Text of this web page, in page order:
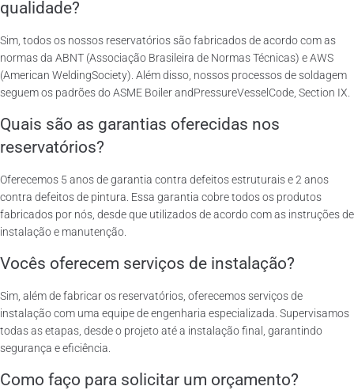
qualidade?
Sim, todos os nossos reservatórios são fabricados de acordo com as
normas da ABNT (Associação Brasileira de Normas Técnicas) e AWS
(American WeldingSociety). Além disso, nossos processos de soldagem
seguem os padrões do ASME Boiler andPressureVesselCode, Section IX.
Quais são as garantias oferecidas nos
reservatórios?
Oferecemos 5 anos de garantia contra defeitos estruturais e 2 anos
contra defeitos de pintura. Essa garantia cobre todos os produtos
fabricados por nós, desde que utilizados de acordo com as instruções de
instalação e manutenção.
Vocês oferecem serviços de instalação?
Sim, além de fabricar os reservatórios, oferecemos serviços de
instalação com uma equipe de engenharia especializada. Supervisamos
todas as etapas, desde o projeto até a instalação final, garantindo
segurança e eficiência.
Como faço para solicitar um orçamento?